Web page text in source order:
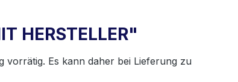
HERSTELLER"
vorrätig. Es kann daher bei Lieferung zu